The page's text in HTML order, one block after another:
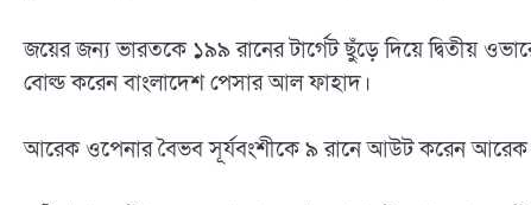
জয়ের জন্য ভারতকে ১৯৯ রানের টার্গেট ছুঁড়ে দিয়ে দ্বিতীয়
বোল্ড করেন বাংলাদেশ পেসার আল ফাহাদ।
আরেক ওপেনার বৈভব সূর্যবংশীকে ৯ রানে আউট করেন আরেক